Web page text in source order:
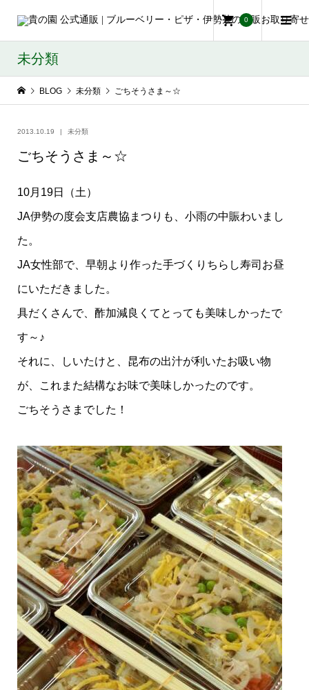
0
未分類
BLOG 未分類 ごちそうさま～☆
2013.10.19 未分類
ごちそうさま～☆
10月19日（土）
JA伊勢の度会支店農協まつりも、小雨の中賑わいまし
た。
JA女性部で、早朝より作った手づくりちらし寿司お昼
にいただきました。
具だくさんで、酢加減良くてとっても美味しかったで
す～♪
それに、しいたけと、昆布の出汁が利いたお吸い物
が、これまた結構なお味で美味しかったのです。
ごちそうさまでした！